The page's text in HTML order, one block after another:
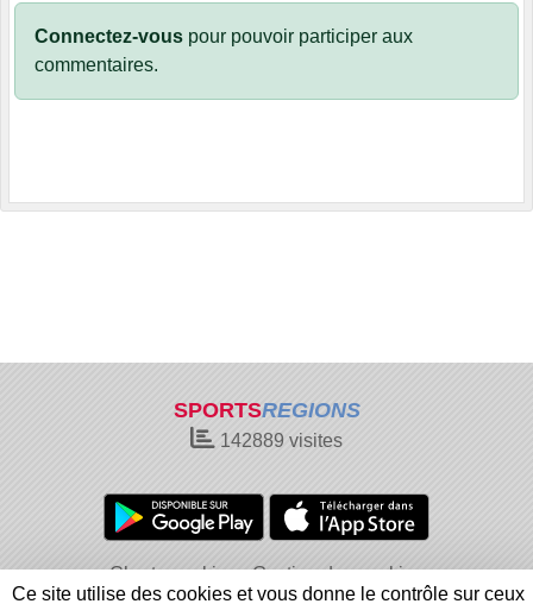
Connectez-vous pour pouvoir participer aux
commentaires.
SPORTSREGIONS
142889 visites
Charte cookies
Gestion des cookies
Informations légales
Signaler un contenu inapproprié
Ce site utilise des cookies et vous donne le contrôle sur ceux